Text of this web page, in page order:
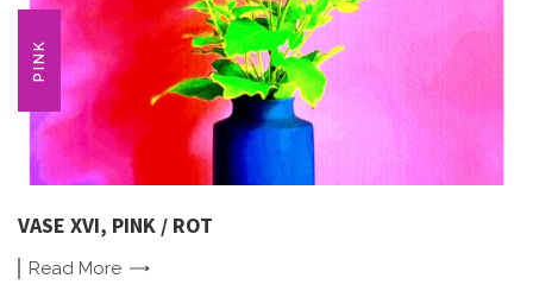
PINK
VASE XVI, PINK / ROT
Read More